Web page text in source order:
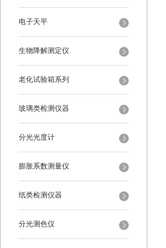
电子天平
生物降解测定仪
老化试验箱系列
玻璃类检测仪器
分光光度计
膨胀系数测量仪
纸类检测仪器
分光测色仪